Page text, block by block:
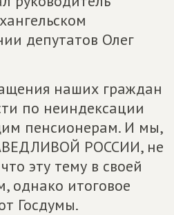
депутатов Олег
наших граждан
по неиндексации
пенсионерам. И мы,
РОССИИ, не
эту тему в своей
однако итоговое
Госдумы.